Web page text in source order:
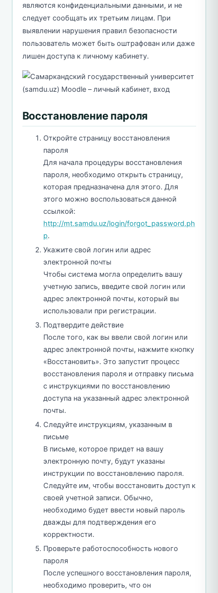
являются конфиденциальными данными, и не
следует сообщать их третьим лицам. При
выявлении нарушения правил безопасности
пользователь может быть оштрафован или даже
лишен доступа к личному кабинету.
Восстановление пароля
Откройте страницу восстановления
пароля
Для начала процедуры восстановления
пароля, необходимо открыть страницу,
которая предназначена для этого. Для
этого можно воспользоваться данной
ссылкой:
http://mt.samdu.uz/login/forgot_password.ph
p.
Укажите свой логин или адрес
электронной почты
Чтобы система могла определить вашу
учетную запись, введите свой логин или
адрес электронной почты, который вы
использовали при регистрации.
Подтвердите действие
После того, как вы ввели свой логин или
адрес электронной почты, нажмите кнопку
«Восстановить». Это запустит процесс
восстановления пароля и отправку письма
с инструкциями по восстановлению
доступа на указанный адрес электронной
почты.
Следуйте инструкциям, указанным в
письме
В письме, которое придет на вашу
электронную почту, будут указаны
инструкции по восстановлению пароля.
Следуйте им, чтобы восстановить доступ к
своей учетной записи. Обычно,
необходимо будет ввести новый пароль
дважды для подтверждения его
корректности.
Проверьте работоспособность нового
пароля
После успешного восстановления пароля,
необходимо проверить, что он